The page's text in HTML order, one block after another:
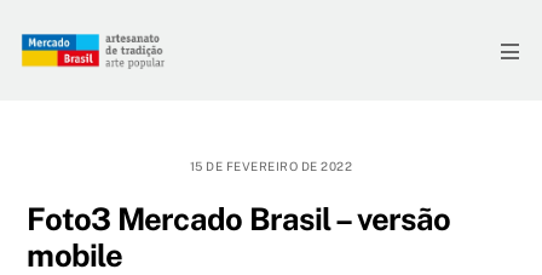
15 DE FEVEREIRO DE 2022
Foto3 Mercado Brasil – versão
mobile